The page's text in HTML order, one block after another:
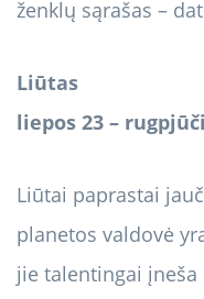
Liūtas
liepos 23 –
Liūtai paprastai
planetos valdovė
jie talentingai įneša